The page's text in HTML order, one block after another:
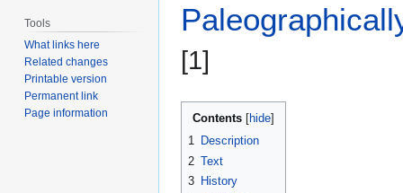
[1]
Contents
1 Description
2 Text
3 History
Tools
What links here
Related changes
Printable version
Permanent link
Page information